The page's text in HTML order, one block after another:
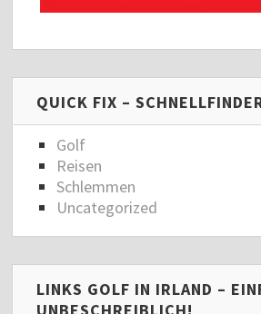
QUICK FIX –
Golf
Reisen
Schlemmen
Uncategorized
LINKS GOLF IN IRLAND –